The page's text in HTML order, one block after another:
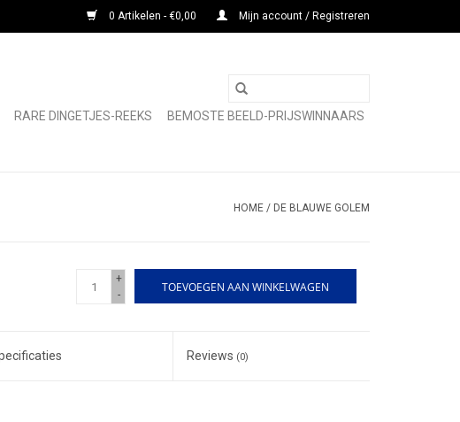
0 Artikelen - €0,00 Mijn account / Registreren
RARE DINGETJES-REEKS BEMOSTE BEELD-PRIJSWINNAARS
HOME / DE BLAUWE GOLEM
+
-
TOEVOEGEN AAN WINKELWAGEN
Reviews (0)